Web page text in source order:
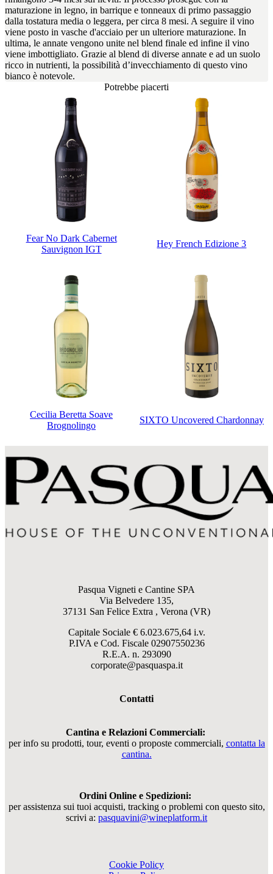
maturazione in legno, in barrique e tonneaux di primo passaggio
dalla tostatura media o leggera, per circa 8 mesi. A seguire il vino
viene posto in vasche d'acciaio per un ulteriore maturazione. In
ultima, le annate vengono unite nel blend finale ed infine il vino
viene imbottigliato. Grazie al blend di diverse annate e ad un suolo
ricco in nutrienti, la possibilità d’invecchiamento di questo vino
bianco è notevole.
Potrebbe piacerti
Fear No Dark Cabernet
Sauvignon IGT
Hey French Edizione 3
Cecilia Beretta Soave
Brognolingo
SIXTO Uncovered Chardonnay
Pasqua Vigneti e Cantine SPA
Via Belvedere 135,
37131 San Felice Extra , Verona (VR)
Capitale Sociale € 6.023.675,64 i.v.
P.IVA e Cod. Fiscale 02907550236
R.E.A. n. 293090
corporate@pasquaspa.it
Contatti
Cantina e Relazioni Commerciali:
per info su prodotti, tour, eventi o proposte commerciali, contatta la
cantina.
Ordini Online e Spedizioni:
per assistenza sui tuoi acquisti, tracking o problemi con questo sito,
scrivi a: pasquavini@wineplatform.it
Cookie Policy